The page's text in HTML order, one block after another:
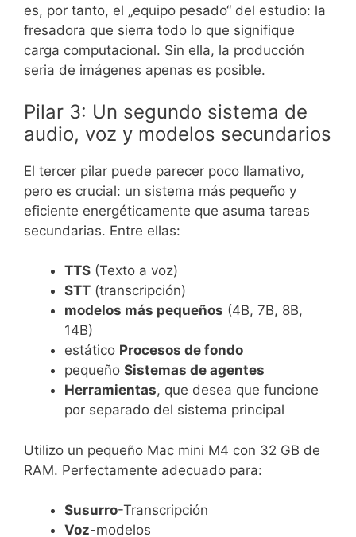
es, por tanto, el „equipo pesado“ del estudio: la
fresadora que sierra todo lo que signifique
carga computacional. Sin ella, la producción
seria de imágenes apenas es posible.
Pilar 3: Un segundo sistema de
audio, voz y modelos secundarios
El tercer pilar puede parecer poco llamativo,
pero es crucial: un sistema más pequeño y
eficiente energéticamente que asuma tareas
secundarias. Entre ellas:
TTS (Texto a voz)
STT (transcripción)
modelos más pequeños (4B, 7B, 8B,
14B)
estático Procesos de fondo
pequeño Sistemas de agentes
Herramientas, que desea que funcione
por separado del sistema principal
Utilizo un pequeño Mac mini M4 con 32 GB de
RAM. Perfectamente adecuado para:
Susurro-Transcripción
Voz-modelos